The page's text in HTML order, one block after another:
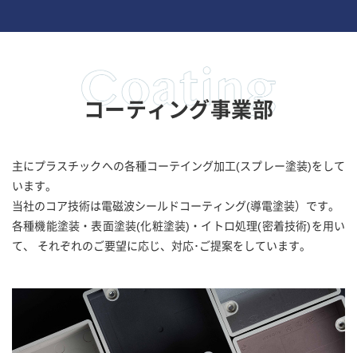
コーティング事業部
主にプラスチックへの各種コーテイング加工(スプレー塗装)をして
います。
当社のコア技術は電磁波シールドコーティング(導電塗装）です。
各種機能塗装・表面塗装(化粧塗装)・イトロ処理(密着技術)を用い
て、 それぞれのご要望に応じ、対応･ご提案をしています。